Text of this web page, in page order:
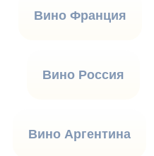
Вино Франция
Вино Россия
Вино Аргентина